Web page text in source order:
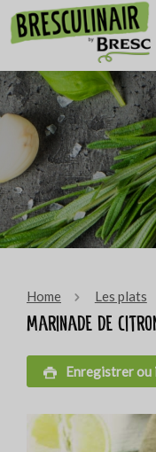
Home Les plats
Marinade de
Enregistrer ou